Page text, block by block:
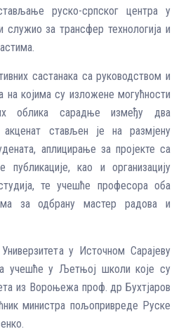
руско-српског центра у
служио за трансфер технологија и
састанака са руководством и
на којима су изложене могућности
облика сарадње између два
акценат стављен је на размјену
аплицирање за пројекте са
публикације, као и организацију
те учешће професора оба
за одбрану мастер радова и
у Источном Сарајеву
учешће у Љетњој школи које су
из Вороњежа проф. др Бухтјаров
министра пољопривреде Руске